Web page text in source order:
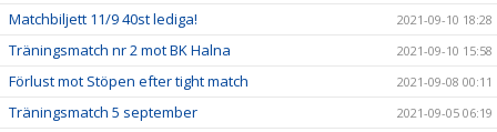
Matchbiljett 11/9 40st lediga! 2021-09-10 18:28
Träningsmatch nr 2 mot BK Halna 2021-09-10 15:58
Förlust mot Stöpen efter tight match 2021-09-08 00:11
Träningsmatch 5 september 2021-09-05 06:19